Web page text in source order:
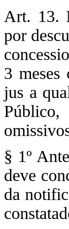
Art. 13.
por
3 meses
jus a
Público,
§ 1º
deve
da